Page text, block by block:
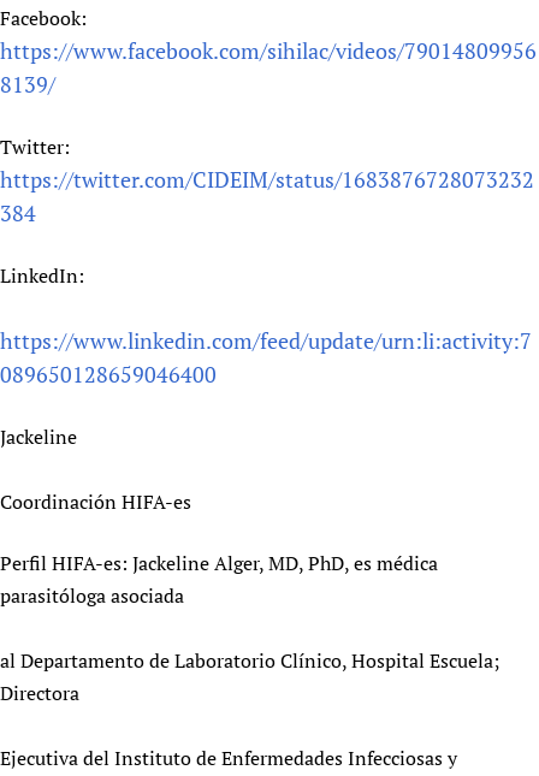
Facebook:
https://www.facebook.com/sihilac/videos/79014809956
8139/
Twitter:
https://twitter.com/CIDEIM/status/1683876728073232
384
LinkedIn:
https://www.linkedin.com/feed/update/urn:li:activity:7
089650128659046400
Jackeline
Coordinación HIFA-es
Perfil HIFA-es: Jackeline Alger, MD, PhD, es médica
parasitóloga asociada
al Departamento de Laboratorio Clínico, Hospital Escuela;
Directora
Ejecutiva del Instituto de Enfermedades Infecciosas y